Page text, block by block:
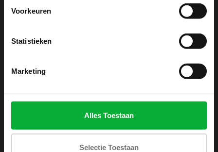
Voorkeuren
Statistieken
Marketing
Alles Toestaan
Selectie Toestaan
Privacy Policy